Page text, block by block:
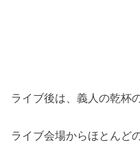
ライブ後は、義人の乾杯
ライブ会場からほとんど